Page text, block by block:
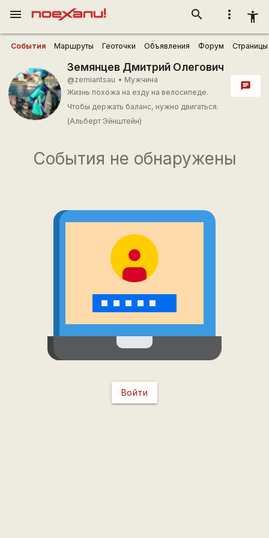
more_vert accessibility_new
search
menu
События Маршруты Геоточки Объявления Форум Страницы
Земянцев Дмитрий Олегович
@zemiantsau • Мужчина
Жизнь похожа на езду на велосипеде.
Чтобы держать баланс, нужно двигаться.
(Альберт Эйнштейн)
chat
События не обнаружены
Войти